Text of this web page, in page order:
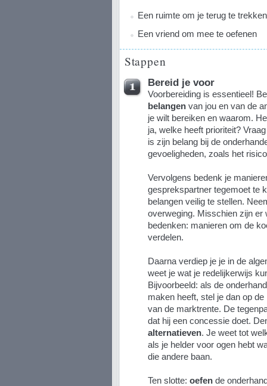
Een ruimte om je terug te trekken
Een vriend om mee te oefenen
Stappen
Bereid je voor
Voorbereiding is essentieel!
belangen van jou en van de
je wilt bereiken en waarom.
ja, welke heeft prioriteit?
is zijn belang bij de
gevoeligheden, zoals het
Vervolgens bedenk je
gesprekspartner tegemoet te
belangen veilig te stellen.
overweging. Misschien zijn er
bedenken: manieren om de
verdelen.
Daarna verdiep je je in de
weet je wat je redelijkerwijs
Bijvoorbeeld: als de
maken heeft, stel je dan op
van de marktrente. De
dat hij een concessie doet.
alternatieven. Je weet tot
als je helder voor ogen hebt
die andere baan.
Ten slotte: oefen de